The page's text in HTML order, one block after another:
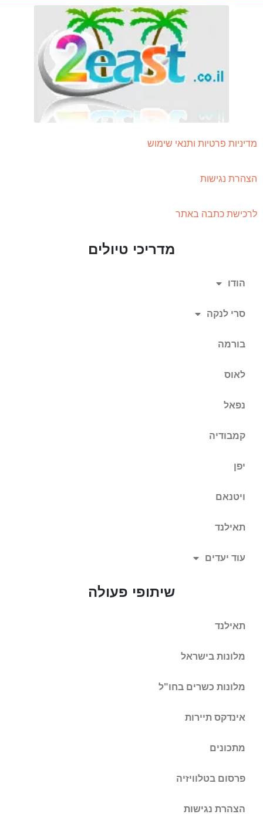
פרטיות ותנאי שימוש
נגישות
כתבה באתר
מדריכי טיולים
הודו
סרי לנקה
בורמה
לאוס
נפאל
קמבודיה
יפן
ויטנאם
תאילנד
עוד יעדים
שיתופי פעולה
תאילנד
מלונות בישראל
מלונות כשרים בחו"ל
אינדקס תיירות
מתכונים
פרסום בטלוויזיה
הצהרת נגישות